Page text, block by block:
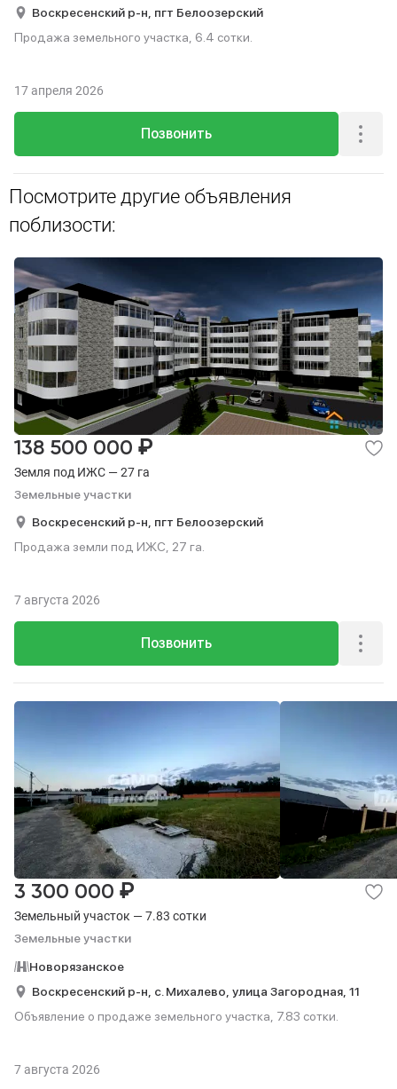
Воскресенский р-н, пгт Белоозерский
Продажа земельного участка, 6.4 сотки.
Позвонить
17 апреля 2026
Посмотрите другие объявления
поблизости:
Земля под ИЖС — 27 га
Земельные участки
138 500 000 ₽
Воскресенский р-н, пгт Белоозерский
Продажа земли под ИЖС, 27 га.
Позвонить
7 августа 2026
Земельный участок — 7.83 сотки
Земельные участки
3 300 000 ₽
Новорязанское
Воскресенский р-н, с. Михалево, улица Загородная, 11
Объявление о продаже земельного участка, 7.83 сотки.
7 августа 2026